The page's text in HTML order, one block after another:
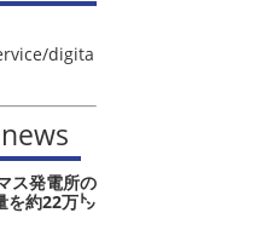
digita
ス発電所の
約22万㌧